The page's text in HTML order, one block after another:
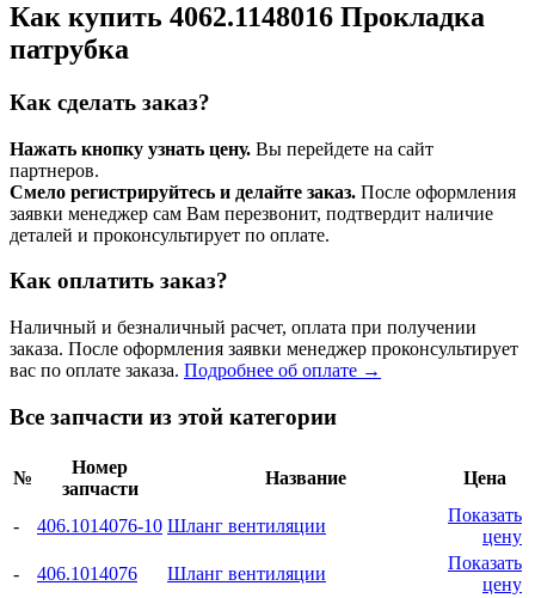
Как купить 4062.1148016 Прокладка
патрубка
Как сделать заказ?
Нажать кнопку узнать цену. Вы перейдете на сайт
партнеров.
Смело регистрируйтесь и делайте заказ. После оформления
заявки менеджер сам Вам перезвонит, подтвердит наличие
деталей и проконсультирует по оплате.
Как оплатить заказ?
Наличный и безналичный расчет, оплата при получении
заказа. После оформления заявки менеджер проконсультирует
вас по оплате заказа. Подробнее об оплате →
Все запчасти из этой категории
№
Номер
запчасти
Название Цена
- 406.1014076-10 Шланг вентиляции
Показать
цену
-
406.1014076 Шланг вентиляции
Показать
цену